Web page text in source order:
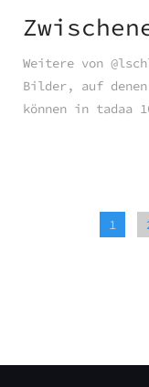
Weitere von
Bilder, auf
können in tadaa
1